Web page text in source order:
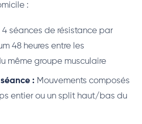
:
4 séances de résistance par
48 heures entre les
même groupe musculaire
: Mouvements composés
entier ou un split haut/bas du